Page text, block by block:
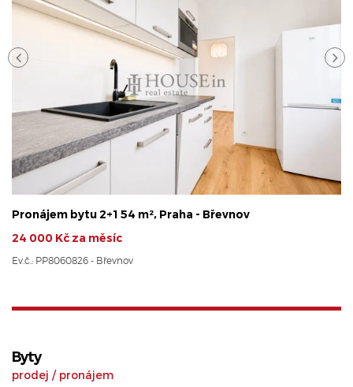
Pronájem bytu 2+1 54 m², Praha - Břevnov
24 000 Kč za měsíc
Ev.č.: PP8060826 - Břevnov
Byty
prodej / pronájem